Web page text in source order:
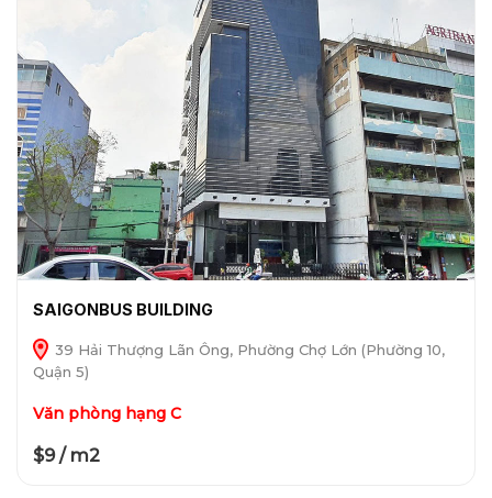
SAIGONBUS BUILDING
39 Hải Thượng Lãn Ông, Phường Chợ Lớn (Phường 10,
Quận 5)
Văn phòng hạng C
$9 / m2